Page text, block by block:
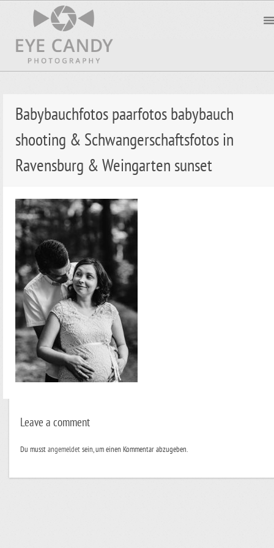
Babybauchfotos paarfotos babybauch
shooting & Schwangerschaftsfotos in
Ravensburg & Weingarten sunset
Leave a comment
Du musstangemeldetsein, um einen Kommentar abzugeben.